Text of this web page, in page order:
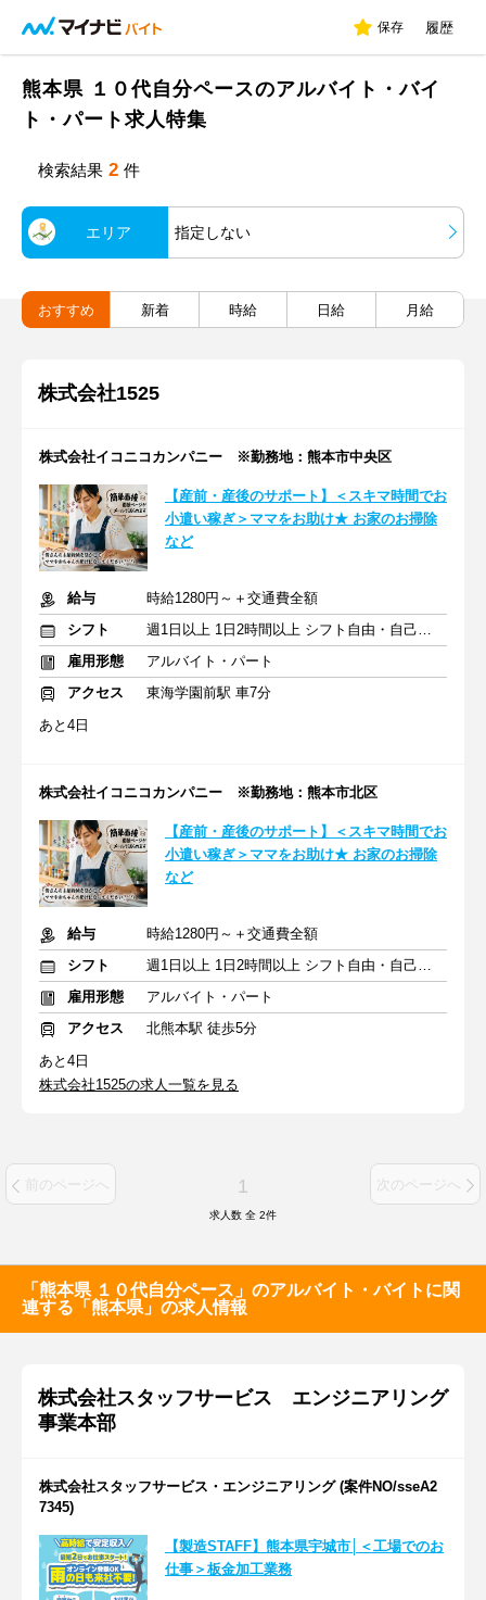
保存 履歴
熊本県 １０代自分ペースのアルバイト・バイ
ト・パート求人特集
検索結果 2 件
エリア 指定しない
おすすめ 新着 時給 日給 月給
株式会社1525
株式会社イコニコカンパニー ※勤務地：熊本市中央区
【産前・産後のサポート】＜スキマ時間でお
小遣い稼ぎ＞ママをお助け★ お家のお掃除
など
給与
時給1280円～＋交通費全額
シフト
週1日以上 1日2時間以上 シフト自由・自己申告
雇用形態
アルバイト・パート
アクセス
東海学園前駅 車7分
あと4日
株式会社イコニコカンパニー ※勤務地：熊本市北区
【産前・産後のサポート】＜スキマ時間でお
小遣い稼ぎ＞ママをお助け★ お家のお掃除
など
給与
時給1280円～＋交通費全額
シフト
週1日以上 1日2時間以上 シフト自由・自己申告
雇用形態
アルバイト・パート
アクセス
北熊本駅 徒歩5分
あと4日
株式会社1525の求人一覧を見る
前のページへ 1 次のページへ
求人数 全 2件
「熊本県 １０代自分ペース」のアルバイト・バイトに関
連する「熊本県」の求人情報
株式会社スタッフサービス エンジニアリング
事業本部
株式会社スタッフサービス・エンジニアリング (案件NO/sseA2
7345)
【製造STAFF】熊本県宇城市│＜工場でのお
仕事＞板金加工業務